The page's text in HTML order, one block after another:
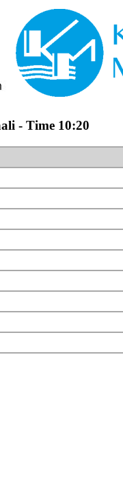
- Time 10:20